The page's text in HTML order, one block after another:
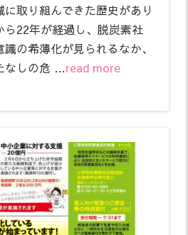
に取り組んできた歴史があり
ら22年が経過し、脱炭素社
の希薄化が見られるなか、
なしの危 …read more